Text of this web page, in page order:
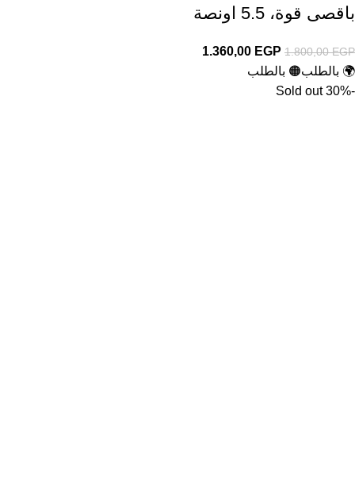
باقصى قوة، 5.5 اونصة
1.800,00EGP
1.360,00 EGP
🌍 بالطلب🟠 بالطلب
-30%
Sold out